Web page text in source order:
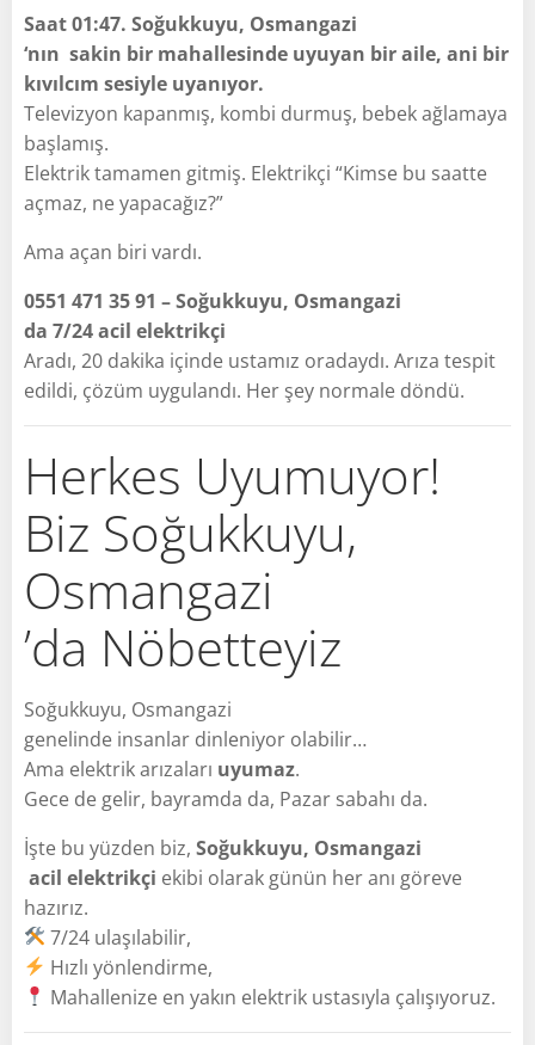
Saat 01:47. Soğukkuyu, Osmangazi
‘nın sakin bir mahallesinde uyuyan bir aile, ani bir
kıvılcım sesiyle uyanıyor.
Televizyon kapanmış, kombi durmuş, bebek ağlamaya
başlamış.
Elektrik tamamen gitmiş. Elektrikçi “Kimse bu saatte
açmaz, ne yapacağız?”
Ama açan biri vardı.
0551 471 35 91 – Soğukkuyu, Osmangazi
da 7/24 acil elektrikçi
Aradı, 20 dakika içinde ustamız oradaydı. Arıza tespit
edildi, çözüm uygulandı. Her şey normale döndü.
Herkes Uyumuyor!
Biz Soğukkuyu,
Osmangazi
’da Nöbetteyiz
Soğukkuyu, Osmangazi
genelinde insanlar dinleniyor olabilir…
Ama elektrik arızaları uyumaz.
Gece de gelir, bayramda da, Pazar sabahı da.
İşte bu yüzden biz, Soğukkuyu, Osmangazi
acil elektrikçi ekibi olarak günün her anı göreve
hazırız.
7/24 ulaşılabilir,
Hızlı yönlendirme,
Mahallenize en yakın elektrik ustasıyla çalışıyoruz.